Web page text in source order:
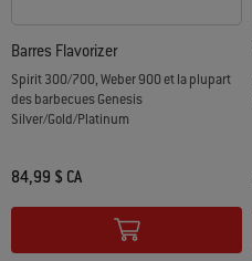
Barres Flavorizer
Spirit 300/700, Weber 900 et la plupart
des barbecues Genesis
Silver/Gold/Platinum
84,99 $ CA
Color Options